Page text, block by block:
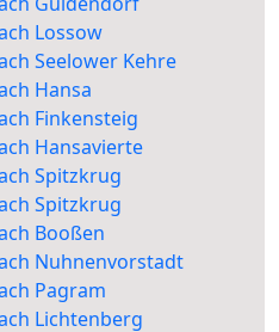
Lossow
Seelower Kehre
Hansa
Finkensteig
Hansavierte
Spitzkrug
Spitzkrug
Booßen
Nuhnenvorstadt
Pagram
Lichtenberg